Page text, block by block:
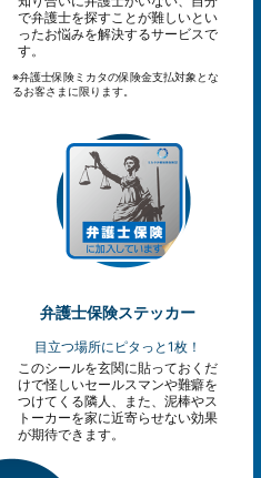
で弁護士を探すことが難しいとい
ったお悩みを解決するサービスで
す。
※弁護士保険ミカタの保険金支払対象とな
るお客さまに限ります。
弁護士保険ステッカー
目立つ場所にピタっと1枚！
このシールを玄関に貼っておくだ
けで怪しいセールスマンや難癖を
つけてくる隣人、また、泥棒やス
トーカーを家に近寄らせない効果
が期待できます。